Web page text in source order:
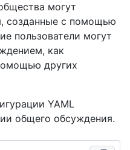
могут
созданные с помощью
пользователи могут
как
других
YAML
общего обсуждения.